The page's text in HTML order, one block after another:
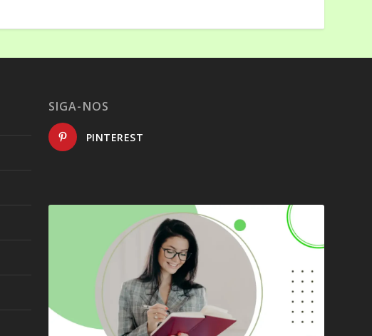
SIGA-NOS
PINTEREST